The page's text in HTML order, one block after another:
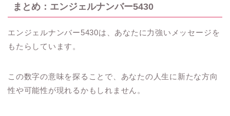
まとめ：エンジェルナンバー5430
エンジェルナンバー5430は、あなたに力強いメッセージを
もたらしています。
この数字の意味を探ることで、あなたの人生に新たな方向
性や可能性が現れるかもしれません。